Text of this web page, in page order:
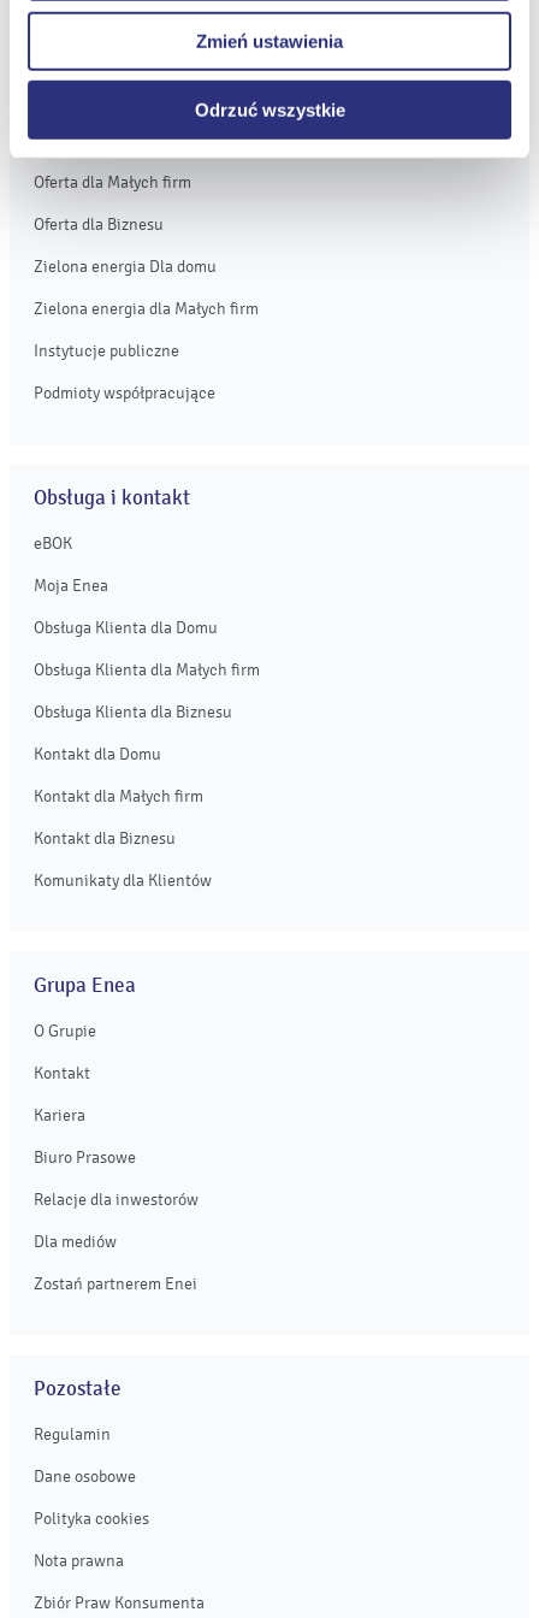
prawidłowego wyświetlania i działania naszych stron
Zmień ustawienia
Odrzuć wszystkie
Oferta dla domu
Oferta dla Małych firm
Oferta dla Biznesu
Zielona energia Dla domu
Zielona energia dla Małych firm
Instytucje publiczne
Podmioty współpracujące
Obsługa i kontakt
eBOK
Moja Enea
Obsługa Klienta dla Domu
Obsługa Klienta dla Małych firm
Obsługa Klienta dla Biznesu
Kontakt dla Domu
Kontakt dla Małych firm
Kontakt dla Biznesu
Komunikaty dla Klientów
Grupa Enea
O Grupie
Kontakt
Kariera
Biuro Prasowe
Relacje dla inwestorów
Dla mediów
Zostań partnerem Enei
Pozostałe
Regulamin
Dane osobowe
Polityka cookies
Nota prawna
Zbiór Praw Konsumenta